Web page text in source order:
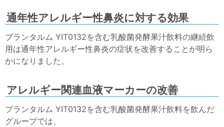
通年性アレルギー性鼻炎に対する効果
プランタルム YIT0132を含む乳酸菌発酵果汁飲料の継続飲
用は通年性アレルギー性鼻炎の症状を改善することが明ら
かになりました。
アレルギー関連血液マーカーの改善
プランタルム YIT0132を含む乳酸菌発酵果汁飲料を飲んだ
グループでは、